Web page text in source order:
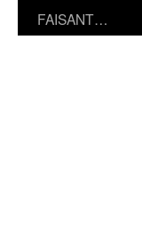
FAISANT…